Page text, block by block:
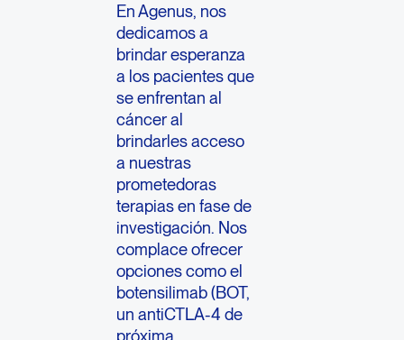
En Agenus, nos
dedicamos a
brindar esperanza
a los pacientes que
se enfrentan al
cáncer al
brindarles acceso
a nuestras
prometedoras
terapias en fase de
investigación. Nos
complace ofrecer
opciones como el
botensilimab (BOT,
un antiCTLA-4 de
próxima